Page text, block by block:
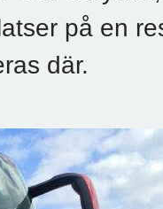
på en
där.